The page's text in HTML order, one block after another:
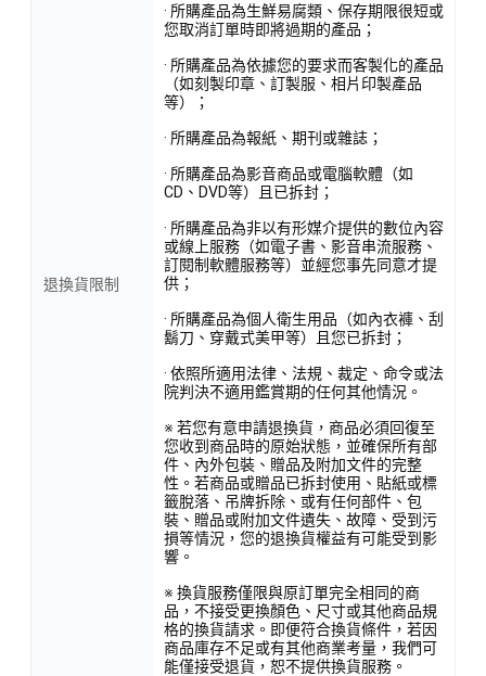
退換貨限制
· 所購產品為生鮮易腐類、保存期限很短或
您取消訂單時即將過期的產品；
· 所購產品為依據您的要求而客製化的產品
（如刻製印章、訂製服、相片印製產品
等）；
· 所購產品為報紙、期刊或雜誌；
· 所購產品為影音商品或電腦軟體（如
CD、DVD等）且已拆封；
· 所購產品為非以有形媒介提供的數位內容
或線上服務（如電子書、影音串流服務、
訂閱制軟體服務等）並經您事先同意才提
供；
· 所購產品為個人衛生用品（如內衣褲、刮
鬍刀、穿戴式美甲等）且您已拆封；
· 依照所適用法律、法規、裁定、命令或法
院判決不適用鑑賞期的任何其他情況。
※ 若您有意申請退換貨，商品必須回復至
您收到商品時的原始狀態，並確保所有部
件、內外包裝、贈品及附加文件的完整
性。若商品或贈品已拆封使用、貼紙或標
籤脫落、吊牌拆除、或有任何部件、包
裝、贈品或附加文件遺失、故障、受到污
損等情況，您的退換貨權益有可能受到影
響。
※ 換貨服務僅限與原訂單完全相同的商
品，不接受更換顏色、尺寸或其他商品規
格的換貨請求。即便符合換貨條件，若因
商品庫存不足或有其他商業考量，我們可
能僅接受退貨，恕不提供換貨服務。